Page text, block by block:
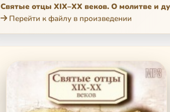
Святые отцы XIX–XX веков. О молитве и
Перейти к файлу в произведении